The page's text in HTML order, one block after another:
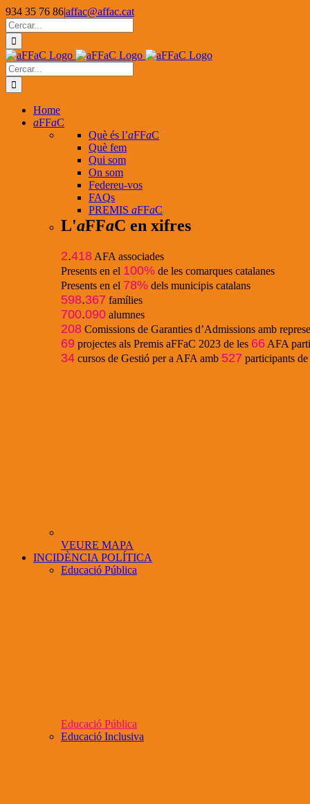
Skip
to
content
934 35 76 86|affac@affac.cat
Facebook
X
YouTube
Cerca
…
Cerca
…
Home
aFFaC
Què és l’aFFaC
Què fem
Qui som
On som
Federeu-vos
FAQs
PREMIS aFFaC
L'aFFaC en xifres
2.418 AFA associades
Presents en el 100% de les comarques catalanes
Presents en el 78% dels municipis catalans
598.367 famílies
700.090 alumnes
208 Comissions de Garanties d’Admissions amb
69 projectes als Premis aFFaC 2023 de les 66 AFA
34 cursos de Gestió per a AFA amb 527 participants de
VEURE MAPA
INCIDÈNCIA POLÍTICA
Educació Pública
Educació Pública
Educació Inclusiva